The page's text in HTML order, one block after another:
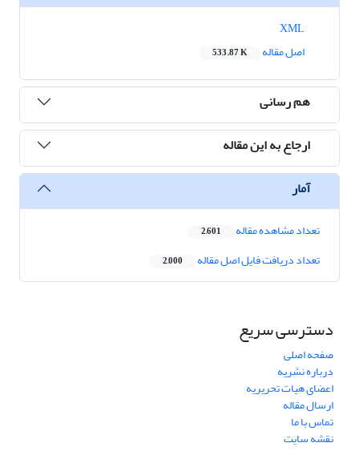
اصل مقاله
533.87 K
هم رسانی
ارجاع به این مقاله
آمار
تعداد مشاهده مقاله 2,601
تعداد دریافت فایل اصل مقاله 2,000
دسترسی سریع
صفحه اصلی
درباره نشریه
اعضای هیات تحریریه
ارسال مقاله
تماس با ما
نقشه سایت